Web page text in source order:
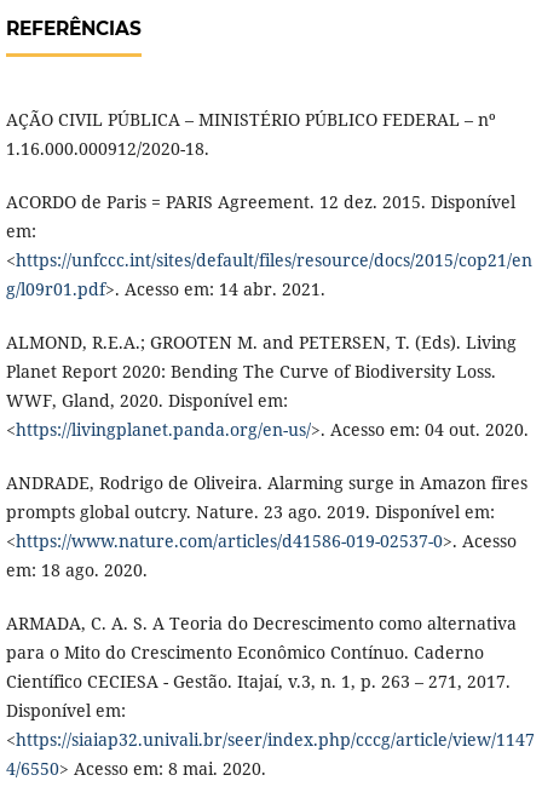
REFERÊNCIAS
AÇÃO CIVIL PÚBLICA – MINISTÉRIO PÚBLICO FEDERAL – nº
1.16.000.000912/2020-18.
ACORDO de Paris = PARIS Agreement. 12 dez. 2015. Disponível
em:
<https://unfccc.int/sites/default/files/resource/docs/2015/cop21/en
g/l09r01.pdf>. Acesso em: 14 abr. 2021.
ALMOND, R.E.A.; GROOTEN M. and PETERSEN, T. (Eds). Living
Planet Report 2020: Bending The Curve of Biodiversity Loss.
WWF, Gland, 2020. Disponível em:
<https://livingplanet.panda.org/en-us/>. Acesso em: 04 out. 2020.
ANDRADE, Rodrigo de Oliveira. Alarming surge in Amazon fires
prompts global outcry. Nature. 23 ago. 2019. Disponível em:
<https://www.nature.com/articles/d41586-019-02537-0>. Acesso
em: 18 ago. 2020.
ARMADA, C. A. S. A Teoria do Decrescimento como alternativa
para o Mito do Crescimento Econômico Contínuo. Caderno
Científico CECIESA - Gestão. Itajaí, v.3, n. 1, p. 263 – 271, 2017.
Disponível em:
<https://siaiap32.univali.br/seer/index.php/cccg/article/view/1147
4/6550> Acesso em: 8 mai. 2020.